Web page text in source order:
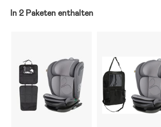
In 2 Paketen enthalten